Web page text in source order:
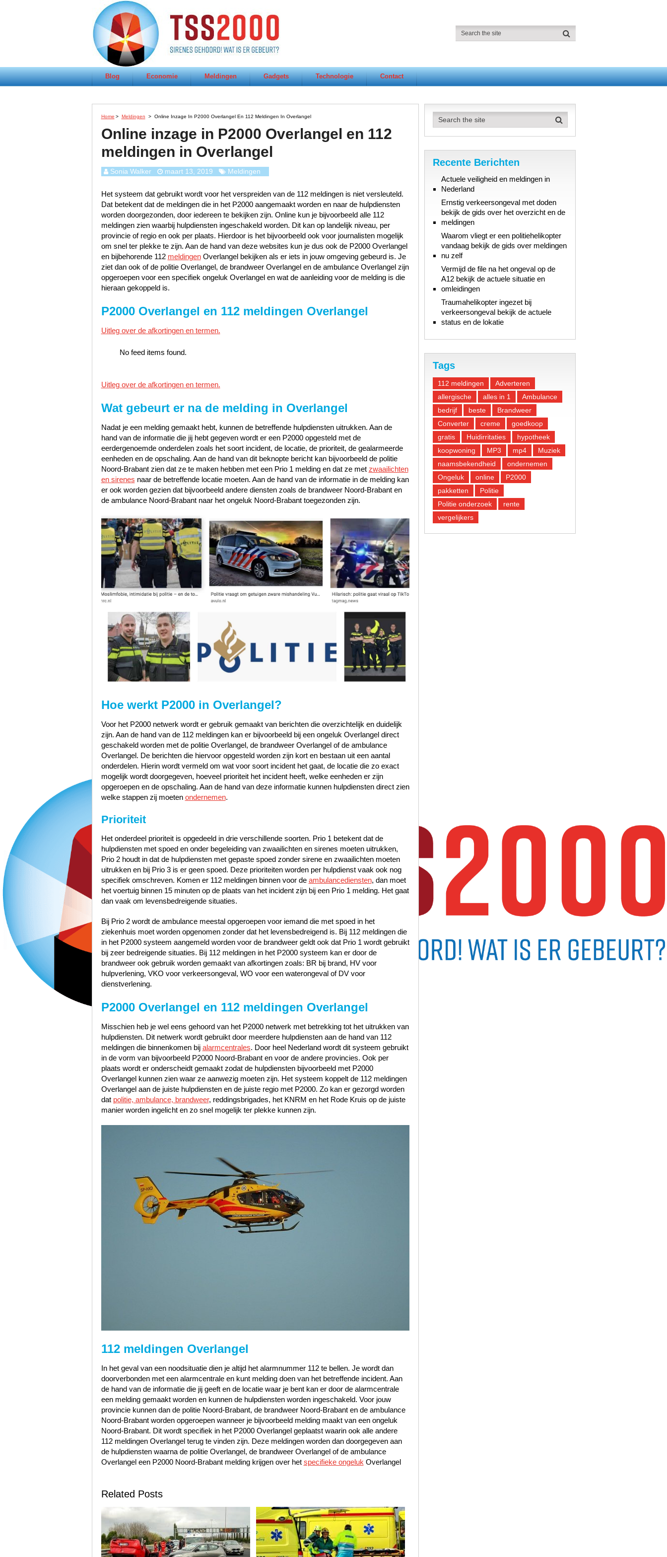
Blog Economie Meldingen Gadgets Technologie Contact
Home > Meldingen > Online Inzage In P2000 Overlangel En 112 Meldingen In Overlangel
Online inzage in P2000 Overlangel en 112
meldingen in Overlangel
Sonia Walker maart 13, 2019 Meldingen
Het systeem dat gebruikt wordt voor het verspreiden van de 112 meldingen is niet versleuteld.
Dat betekent dat de meldingen die in het P2000 aangemaakt worden en naar de hulpdiensten
worden doorgezonden, door iedereen te bekijken zijn. Online kun je bijvoorbeeld alle 112
meldingen zien waarbij hulpdiensten ingeschakeld worden. Dit kan op landelijk niveau, per
provincie of regio en ook per plaats. Hierdoor is het bijvoorbeeld ook voor journalisten mogelijk
om snel ter plekke te zijn. Aan de hand van deze websites kun je dus ook de P2000 Overlangel
en bijbehorende 112 meldingenOverlangel bekijken als er iets in jouw omgeving gebeurd is. Je
ziet dan ook of de politie Overlangel, de brandweer Overlangel en de ambulance Overlangel zijn
opgeroepen voor een specifiek ongeluk Overlangel en wat de aanleiding voor de melding is die
hieraan gekoppeld is.
P2000 Overlangel en 112 meldingen Overlangel
Uitleg over de afkortingen en termen.
No feed items found.
Uitleg over de afkortingen en termen.
Wat gebeurt er na de melding in Overlangel
Nadat je een melding gemaakt hebt, kunnen de betreffende hulpdiensten uitrukken. Aan de
hand van de informatie die jij hebt gegeven wordt er een P2000 opgesteld met de
eerdergenoemde onderdelen zoals het soort incident, de locatie, de prioriteit, de gealarmeerde
eenheden en de opschaling. Aan de hand van dit beknopte bericht kan bijvoorbeeld de politie
Noord-Brabant zien dat ze te maken hebben met een Prio 1 melding en dat ze met zwaailichten
en sirenes naar de betreffende locatie moeten. Aan de hand van de informatie in de melding kan
er ook worden gezien dat bijvoorbeeld andere diensten zoals de brandweer Noord-Brabant en
de ambulance Noord-Brabant naar het ongeluk Noord-Brabant toegezonden zijn.
Hoe werkt P2000 in Overlangel?
Voor het P2000 netwerk wordt er gebruik gemaakt van berichten die overzichtelijk en duidelijk
zijn. Aan de hand van de 112 meldingen kan er bijvoorbeeld bij een ongeluk Overlangel direct
geschakeld worden met de politie Overlangel, de brandweer Overlangel of de ambulance
Overlangel. De berichten die hiervoor opgesteld worden zijn kort en bestaan uit een aantal
onderdelen. Hierin wordt vermeld om wat voor soort incident het gaat, de locatie die zo exact
mogelijk wordt doorgegeven, hoeveel prioriteit het incident heeft, welke eenheden er zijn
opgeroepen en de opschaling. Aan de hand van deze informatie kunnen hulpdiensten direct zien
welke stappen zij moeten ondernemen.
Prioriteit
Het onderdeel prioriteit is opgedeeld in drie verschillende soorten. Prio 1 betekent dat de
hulpdiensten met spoed en onder begeleiding van zwaailichten en sirenes moeten uitrukken,
Prio 2 houdt in dat de hulpdiensten met gepaste spoed zonder sirene en zwaailichten moeten
uitrukken en bij Prio 3 is er geen spoed. Deze prioriteiten worden per hulpdienst vaak ook nog
specifiek omschreven. Komen er 112 meldingen binnen voor de ambulancediensten, dan moet
het voertuig binnen 15 minuten op de plaats van het incident zijn bij een Prio 1 melding. Het gaat
dan vaak om levensbedreigende situaties.
Bij Prio 2 wordt de ambulance meestal opgeroepen voor iemand die met spoed in het
ziekenhuis moet worden opgenomen zonder dat het levensbedreigend is. Bij 112 meldingen die
in het P2000 systeem aangemeld worden voor de brandweer geldt ook dat Prio 1 wordt gebruikt
bij zeer bedreigende situaties. Bij 112 meldingen in het P2000 systeem kan er door de
brandweer ook gebruik worden gemaakt van afkortingen zoals: BR bij brand, HV voor
hulpverlening, VKO voor verkeersongeval, WO voor een waterongeval of DV voor
dienstverlening.
P2000 Overlangel en 112 meldingen Overlangel
Misschien heb je wel eens gehoord van het P2000 netwerk met betrekking tot het uitrukken van
hulpdiensten. Dit netwerk wordt gebruikt door meerdere hulpdiensten aan de hand van 112
meldingen die binnenkomen bij alarmcentrales. Door heel Nederland wordt dit systeem gebruikt
in de vorm van bijvoorbeeld P2000 Noord-Brabant en voor de andere provincies. Ook per
plaats wordt er onderscheidt gemaakt zodat de hulpdiensten bijvoorbeeld met P2000
Overlangel kunnen zien waar ze aanwezig moeten zijn. Het systeem koppelt de 112 meldingen
Overlangel aan de juiste hulpdiensten en de juiste regio met P2000. Zo kan er gezorgd worden
dat politie, ambulance, brandweer, reddingsbrigades, het KNRM en het Rode Kruis op de juiste
manier worden ingelicht en zo snel mogelijk ter plekke kunnen zijn.
112 meldingen Overlangel
In het geval van een noodsituatie dien je altijd het alarmnummer 112 te bellen. Je wordt dan
doorverbonden met een alarmcentrale en kunt melding doen van het betreffende incident. Aan
de hand van de informatie die jij geeft en de locatie waar je bent kan er door de alarmcentrale
een melding gemaakt worden en kunnen de hulpdiensten worden ingeschakeld. Voor jouw
provincie kunnen dan de politie Noord-Brabant, de brandweer Noord-Brabant en de ambulance
Noord-Brabant worden opgeroepen wanneer je bijvoorbeeld melding maakt van een ongeluk
Noord-Brabant. Dit wordt specifiek in het P2000 Overlangel geplaatst waarin ook alle andere
112 meldingen Overlangel terug te vinden zijn. Deze meldingen worden dan doorgegeven aan
de hulpdiensten waarna de politie Overlangel, de brandweer Overlangel of de ambulance
Overlangel een P2000 Noord-Brabant melding krijgen over het specifieke ongeluk Overlangel
Related Posts
Recente Berichten
Actuele veiligheid en meldingen in
Nederland
Ernstig verkeersongeval met doden
bekijk de gids over het overzicht en de
meldingen
Waarom vliegt er een politiehelikopter
vandaag bekijk de gids over meldingen
nu zelf
Vermijd de file na het ongeval op de
A12 bekijk de actuele situatie en
omleidingen
Traumahelikopter ingezet bij
verkeersongeval bekijk de actuele
status en de lokatie
Tags
112 meldingen
Adverteren
allergische
alles in 1
Ambulance
bedrijf
beste
Brandweer
Converter
creme
goedkoop
gratis
Huidirritaties
hypotheek
koopwoning
MP3 mp4
Muziek
naamsbekendheid
ondernemen
Ongeluk
online
P2000
pakketten
Politie
Politie onderzoek
rente
vergelijkers